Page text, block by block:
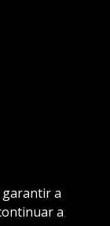
garantir a
a